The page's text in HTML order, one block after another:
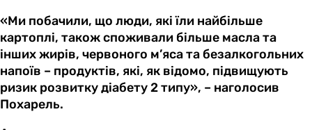
«Ми побачили, що люди, які їли найбільше
картоплі, також споживали більше масла та
інших жирів, червоного м’яса та безалкогольних
напоїв – продуктів, які, як відомо, підвищують
ризик розвитку діабету 2 типу», – наголосив
Похарель.